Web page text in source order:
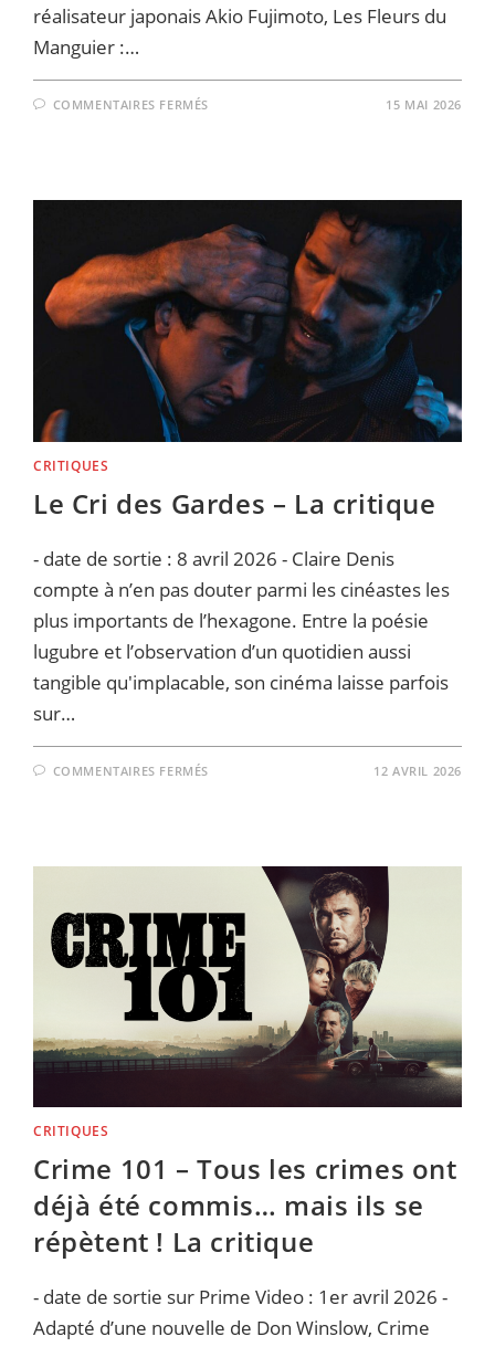
réalisateur japonais Akio Fujimoto, Les Fleurs du
Manguier :…
COMMENTAIRES FERMÉS
DE
FUJIMOTO
–
« NO
VOICE
AND
NO
PAST…
UNLESS
WE
PRESERVE
IT » :
LA
CRITIQUE
15 MAI 2026
CRITIQUES
Le Cri des Gardes – La critique
- date de sortie : 8 avril 2026 - Claire Denis
compte à n’en pas douter parmi les cinéastes les
plus importants de l’hexagone. Entre la poésie
lugubre et l’observation d’un quotidien aussi
tangible qu'implacable, son cinéma laisse parfois
sur…
COMMENTAIRES FERMÉS
CRITIQUE
12 AVRIL 2026
CRITIQUES
Crime 101 – Tous les crimes ont
déjà été commis… mais ils se
répètent ! La critique
- date de sortie sur Prime Video : 1er avril 2026 -
Adapté d’une nouvelle de Don Winslow, Crime